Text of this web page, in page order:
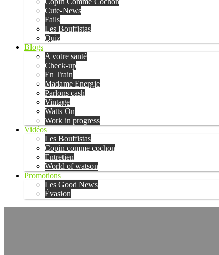
Cute-News
Fails
Les Bouffistas
Quiz
Blogs
A votre santé
Check-up
En Train
Madame Energie
Parlons cash
Vintage
Watts On
Work in progress
Vidéos
Les Bouffistas
Copin comme cochon
Entretien
World of watson
Promotions
Les Good News
Évasion